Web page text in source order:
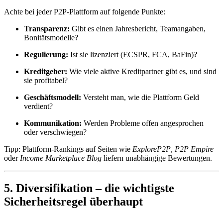
Achte bei jeder P2P-Plattform auf folgende Punkte:
Transparenz: Gibt es einen Jahresbericht, Teamangaben,
Bonitätsmodelle?
Regulierung: Ist sie lizenziert (ECSPR, FCA, BaFin)?
Kreditgeber: Wie viele aktive Kreditpartner gibt es, und sind
sie profitabel?
Geschäftsmodell: Versteht man, wie die Plattform Geld
verdient?
Kommunikation: Werden Probleme offen angesprochen
oder verschwiegen?
Tipp: Plattform-Rankings auf Seiten wie ExploreP2P, P2P Empire
oder Income Marketplace Blog liefern unabhängige Bewertungen.
5. Diversifikation – die wichtigste
Sicherheitsregel überhaupt